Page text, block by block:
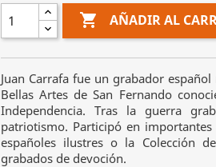
 AÑADIR AL
Juan Carrafa fue un grabador
Bellas Artes de San Fernando
Independencia. Tras la guerra
patriotismo. Participó en
españoles ilustres o la Colección
grabados de devoción.